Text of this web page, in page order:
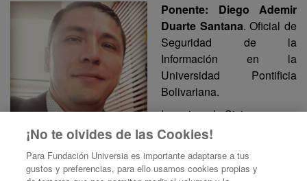
Ponente: Diego Ademir
Duarte Santana. Oficial de
Seguridad de la
Información en la
Universidad Pontificia
Bolivariana.
Ingeniero de Sistemas,
especialidad. en seguridad
informática con capacidad
de aportar con trabajo colaborativo y liderazgo a los
diferentes procesos de cualquier organización; experiencia
¡No te olvides de las Cookies!
Para Fundación Universia es importante adaptarse a tus
gustos y preferencias, para ello usamos cookies propias y